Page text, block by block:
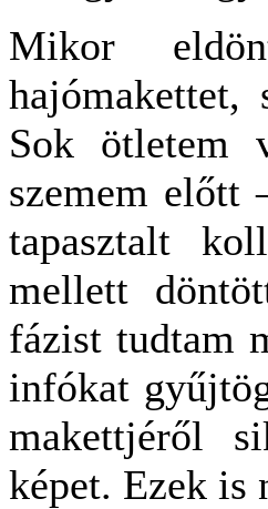
Mikor
Sok ötletem
szemem előtt
tapasztalt
mellett
fázist tudtam
infókat
makettjéről
képet. Ezek is